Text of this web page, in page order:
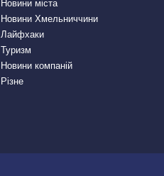
Новини Хмельниччини
Лайфхаки
Туризм
Новини компаній
Різне